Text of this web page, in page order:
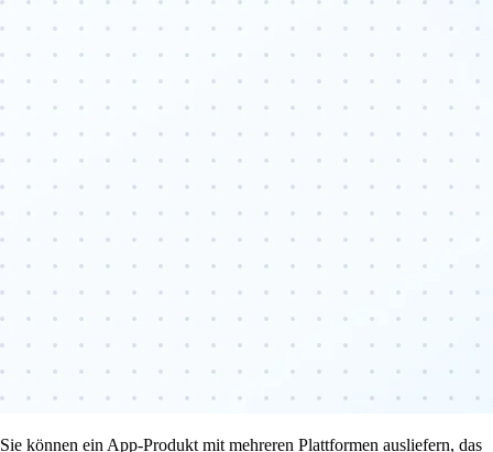
Sie können ein App-Produkt mit mehreren Plattformen ausliefern, das